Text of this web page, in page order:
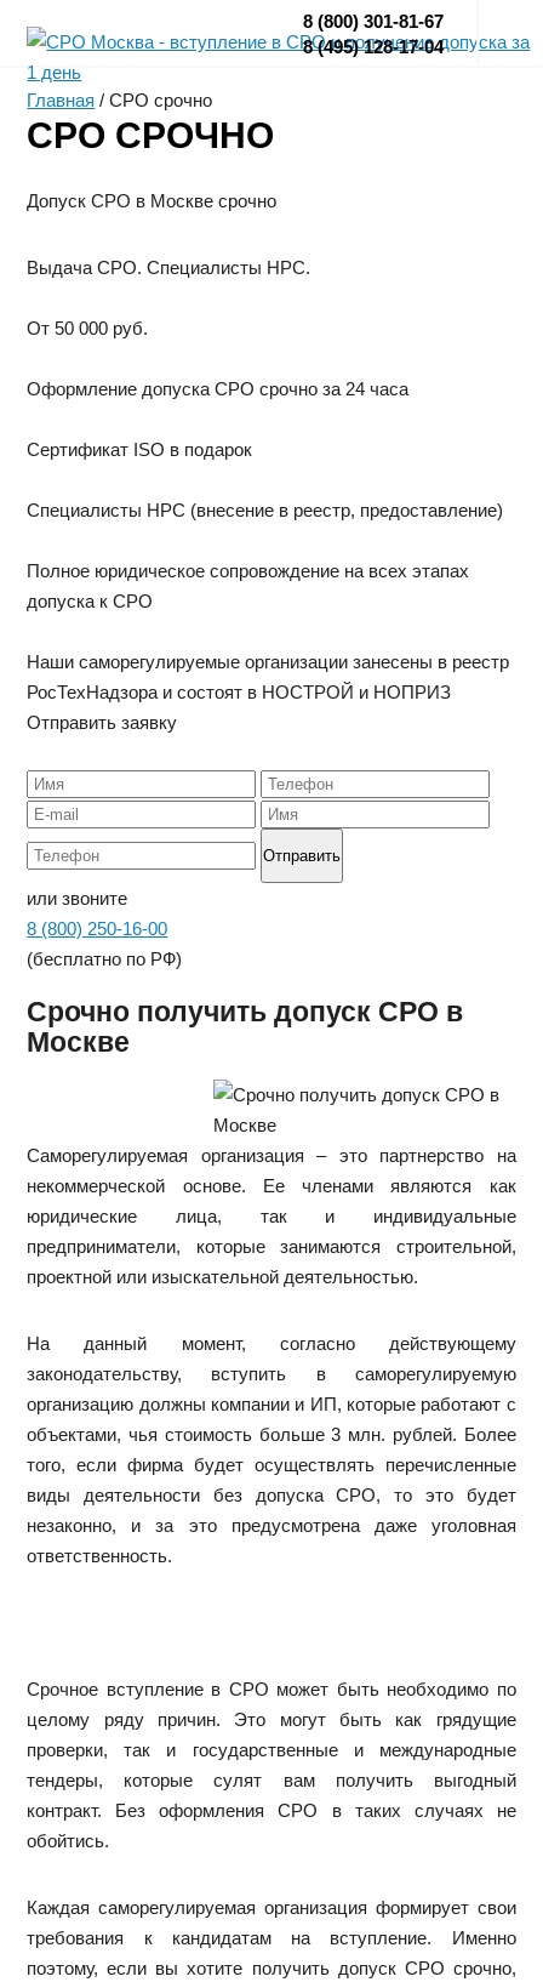
8 (800) 301-81-67
8 (495) 128-17-04
Главная /СРО срочно
СРО СРОЧНО
Допуск СРО в Москве срочно
Выдача СРО. Специалисты НРС.
От 50 000 руб.
Оформление допуска СРО срочно за 24 часа
Сертификат ISO в подарок
Специалисты НРС (внесение в реестр, предоставление)
Полное юридическое сопровождение на всех этапах
допуска к СРО
Наши саморегулируемые организации занесены в реестр
РосТехНадзора и состоят в НОСТРОЙ и НОПРИЗ
Отправить заявку
или звоните
8 (800) 250-16-00
(бесплатно по РФ)
Срочно получить допуск СРО в
Москве
Саморегулируемая организация – это партнерство на
некоммерческой основе. Ее членами являются как
юридические лица, так и индивидуальные
предприниматели, которые занимаются строительной,
проектной или изыскательной деятельностью.
На данный момент, согласно действующему
законодательству, вступить в саморегулируемую
организацию должны компании и ИП, которые работают с
объектами, чья стоимость больше 3 млн. рублей. Более
того, если фирма будет осуществлять перечисленные
виды деятельности без допуска СРО, то это будет
незаконно, и за это предусмотрена даже уголовная
ответственность.
Срочное вступление в СРО может быть необходимо по
целому ряду причин. Это могут быть как грядущие
проверки, так и государственные и международные
тендеры, которые сулят вам получить выгодный
контракт. Без оформления СРО в таких случаях не
обойтись.
Каждая саморегулируемая организация формирует свои
требования к кандидатам на вступление. Именно
поэтому, если вы хотите получить допуск СРО срочно,